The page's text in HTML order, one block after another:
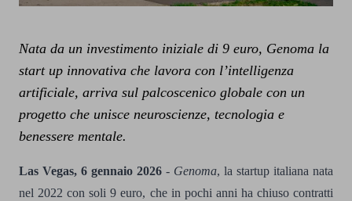
Nata da un investimento iniziale di 9 euro, Genoma la
start up innovativa che lavora con l’intelligenza
artificiale, arriva sul palcoscenico globale con un
progetto che unisce neuroscienze, tecnologia e
benessere mentale.
Las Vegas, 6 gennaio 2026 - Genoma, la startup italiana nata
nel 2022 con soli 9 euro, che in pochi anni ha chiuso contratti